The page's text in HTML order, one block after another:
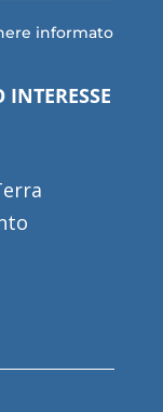
informato
INTERESSE